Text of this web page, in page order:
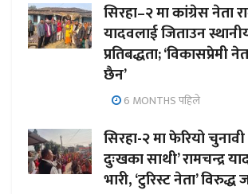
सिरहा–२ मा कांग्रेस नेता
यादवलाई जिताउन
प्रतिबद्धता; ‘विकासप्रेमी
छैन’
6 MONTHS पहिले
सिरहा-२ मा फेरियो
दुःखका साथी’ रामचन्द्र
भारी, ‘टुरिस्ट नेता’